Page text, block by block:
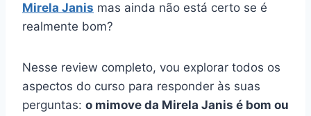
Mirela Janis mas ainda não está certo se é
realmente bom?
Nesse review completo, vou explorar todos os
aspectos do curso para responder às suas
perguntas: o mimove da Mirela Janis é bom ou